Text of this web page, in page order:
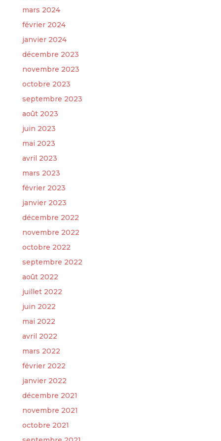
mars 2024
février 2024
janvier 2024
décembre 2023
novembre 2023
octobre 2023
septembre 2023
août 2023
juin 2023
mai 2023
avril 2023
mars 2023
février 2023
janvier 2023
décembre 2022
novembre 2022
octobre 2022
septembre 2022
août 2022
juillet 2022
juin 2022
mai 2022
avril 2022
mars 2022
février 2022
janvier 2022
décembre 2021
novembre 2021
octobre 2021